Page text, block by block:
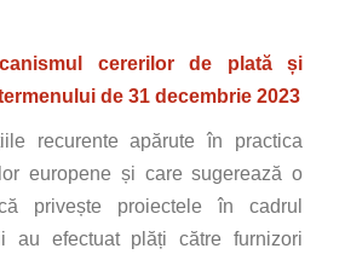
cererilor de plată și
de 31 decembrie 2023
recurente apărute în practica
europene și care sugerează o
privește proiectele în cadrul
au efectuat plăți către furnizori